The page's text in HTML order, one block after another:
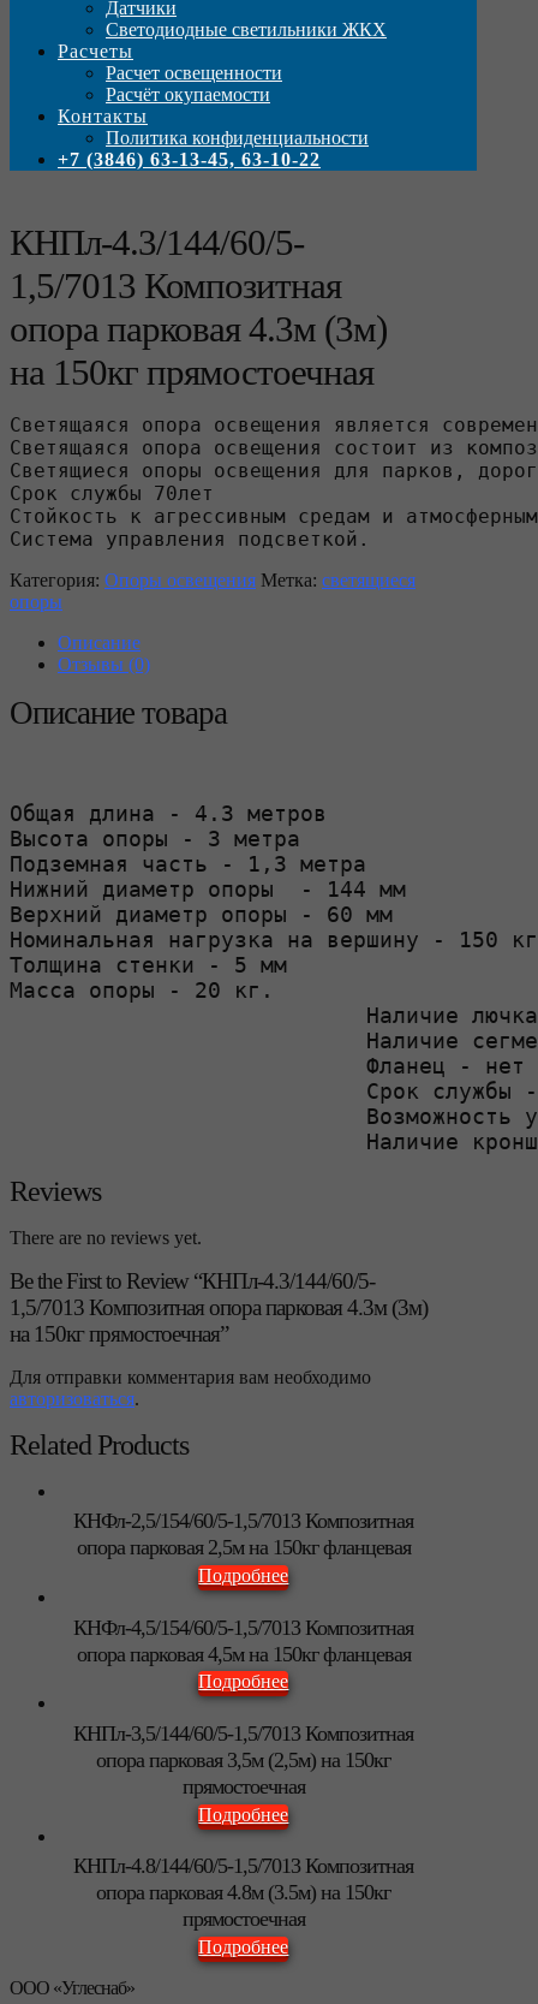
Датчики
Светодиодные светильники ЖКХ
Расчеты
Расчет освещенности
Расчёт окупаемости
Контакты
Политика конфиденциальности
+7 (3846) 63-13-45, 63-10-22
КНПл-4.3/144/60/5-
1,5/7013 Композитная
опора парковая 4.3м (3м)
на 150кг прямостоечная
Светящаяся опора освещения является
Светящаяся опора освещения состоит из
Светящиеся опоры освещения для парков,
Срок службы 70лет
Стойкость к агрессивным средам и
Система управления подсветкой.
Категория: Опоры освещения Метка: светящиеся
опоры
Описание
Отзывы (0)
Описание товара
Общая длина - 4.3 метров
Высота опоры - 3 метра
Подземная часть - 1,3 метра
Нижний диаметр опоры  - 144 мм
Верхний диаметр опоры - 60 мм
Номинальная нагрузка на вершину - 150 кг
Толщина стенки - 5 мм
Масса опоры - 20 кг.
Наличие
Наличие
                           Фланец - нет
Срок службы
Возможность
Наличие
Reviews
There are no reviews yet.
Be the First to Review “КНПл-4.3/144/60/5-
1,5/7013 Композитная опора парковая 4.3м (3м)
на 150кг прямостоечная”
Для отправки комментария вам необходимо
авторизоваться.
Related Products
КНФл-2,5/154/60/5-1,5/7013 Композитная
опора парковая 2,5м на 150кг фланцевая
Подробнее
КНФл-4,5/154/60/5-1,5/7013 Композитная
опора парковая 4,5м на 150кг фланцевая
Подробнее
КНПл-3,5/144/60/5-1,5/7013 Композитная
опора парковая 3,5м (2,5м) на 150кг
прямостоечная
Подробнее
КНПл-4.8/144/60/5-1,5/7013 Композитная
опора парковая 4.8м (3.5м) на 150кг
прямостоечная
Подробнее
ООО «Углеснаб»